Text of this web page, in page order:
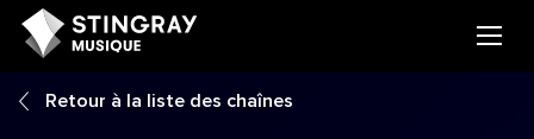
Retour à la liste des chaînes